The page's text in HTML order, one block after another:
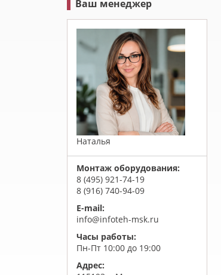
Ваш менеджер
Наталья
Монтаж оборудования:
8 (495) 921-74-19
8 (916) 740-94-09
E-mail:
info@infoteh-msk.ru
Часы работы:
Пн-Пт 10:00 до 19:00
Адрес: